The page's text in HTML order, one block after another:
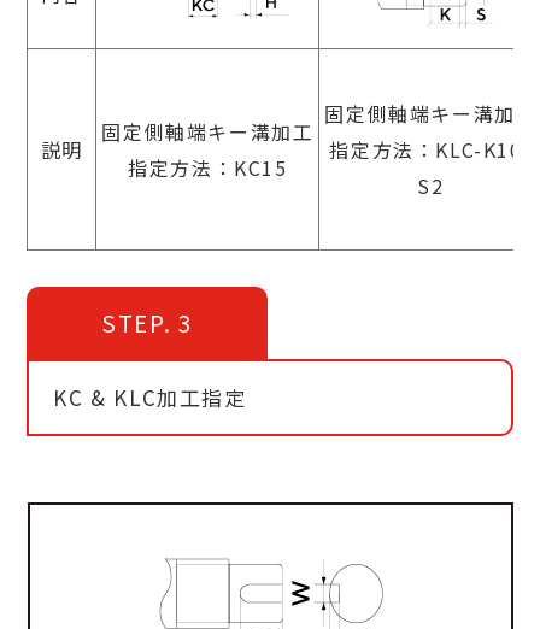
説明
固定側軸端キー溝加工
指定方法：KC15
固定側軸端キー溝加工
指定方法：KLC-K10-
S2
STEP. 3
KC & KLC加工指定